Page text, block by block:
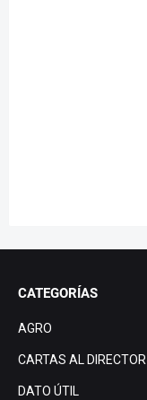
CATEGORÍAS
AGRO
CARTAS AL DIRECTOR
DATO ÚTIL